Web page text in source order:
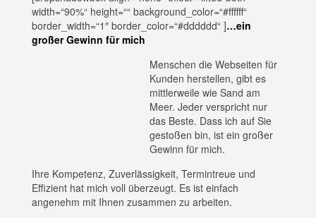
width=“90%“ height=““ background_color=“#ffffff“
border_width=“1″ border_color=“#dddddd“ ]…ein
großer Gewinn für mich
Menschen die Webseiten für
Kunden herstellen, gibt es
mittlerweile wie Sand am
Meer. Jeder verspricht nur
das Beste. Dass ich auf Sie
gestoßen bin, ist ein großer
Gewinn für mich.
Ihre Kompetenz, Zuverlässigkeit, Termintreue und
Effizient hat mich voll überzeugt. Es ist einfach
angenehm mit Ihnen zusammen zu arbeiten.